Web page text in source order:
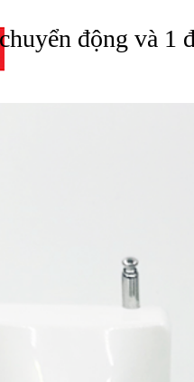
động và